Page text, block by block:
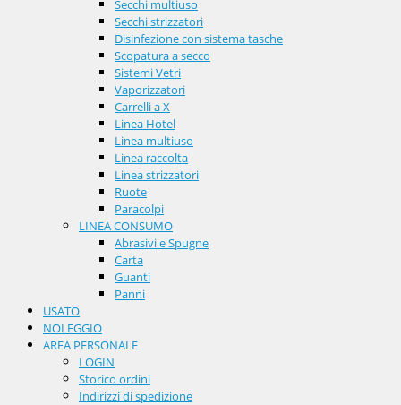
Secchi multiuso
Secchi strizzatori
Disinfezione con sistema tasche
Scopatura a secco
Sistemi Vetri
Vaporizzatori
Carrelli a X
Linea Hotel
Linea multiuso
Linea raccolta
Linea strizzatori
Ruote
Paracolpi
LINEA CONSUMO
Abrasivi e Spugne
Carta
Guanti
Panni
USATO
NOLEGGIO
AREA PERSONALE
LOGIN
Storico ordini
Indirizzi di spedizione